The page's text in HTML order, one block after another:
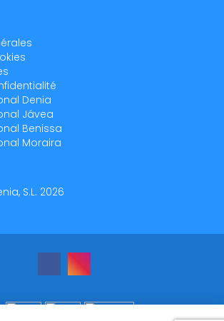
Denia
Jávea
Benissa
Moraira
S.L. 2026